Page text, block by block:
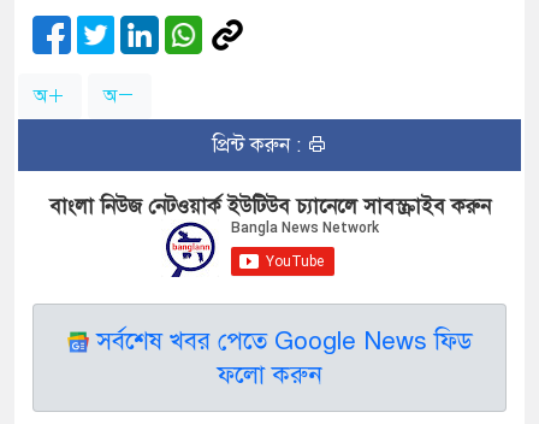
অ অ
প্রিন্ট করুন :
বাংলা নিউজ নেটওয়ার্ক ইউটিউব চ্যানেলে সাবস্ক্রাইব করুন
সর্বশেষ খবর পেতে Google News ফিড
ফলো করুন